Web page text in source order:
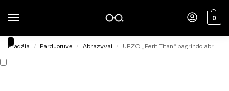
0
Pradžia / Parduotuvė / Abrazyvai / URZO „Petit Titan“ pagrindo abrazyvas STANDART 220 grit, 30 vnt.